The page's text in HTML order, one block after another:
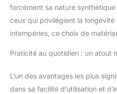
il
qui
forcément sa nature
ceux qui privilégient la longévité
intempéries, ce choix de
Praticité au quotidien : un atout
L’un des avantages les plus
dans sa facilité d’utilisation et